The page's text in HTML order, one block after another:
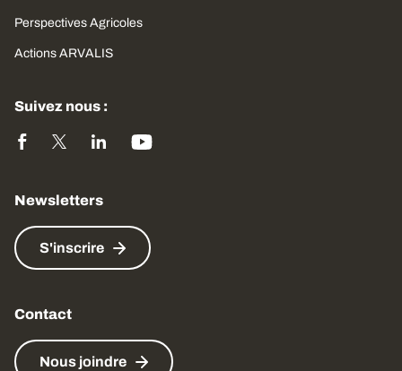
Perspectives Agricoles
Actions ARVALIS
Suivez nous :
Newsletters
S'inscrire
Contact
Nous joindre